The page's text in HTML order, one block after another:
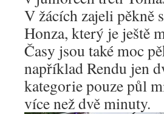
V žácích zajeli pěkně
Honza, který je ještě
Časy jsou také moc
například Rendu jen
kategorie pouze půl
více než dvě minuty.